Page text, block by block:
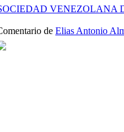
VENEZOLANA
de Elias Antonio